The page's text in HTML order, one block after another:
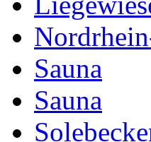
Sauna
Sauna